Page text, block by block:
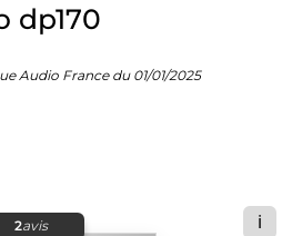
dp170
Audio France du 01/01/2025
2avis ℹ️